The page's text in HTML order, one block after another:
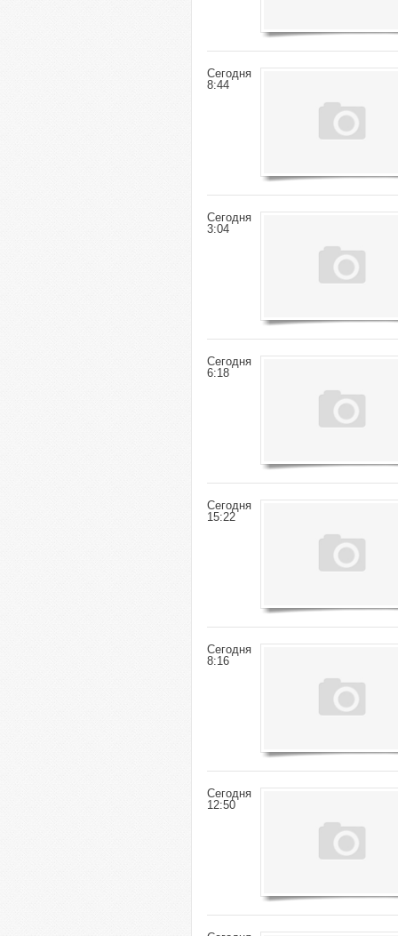
Сегодня
8:44
Сегодня
3:04
Сегодня
6:18
Сегодня
15:22
Сегодня
8:16
Сегодня
12:50